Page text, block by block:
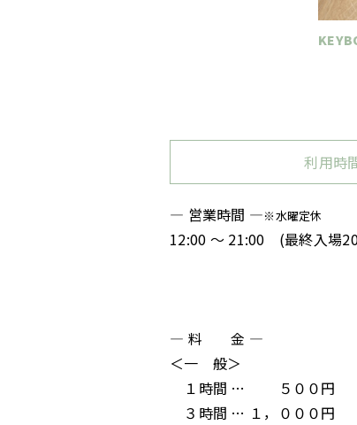
利用時
― 営業時間 ―※水曜定休
12:00 ～ 21:00 (最終入場
― 料 金 ―
＜一 般＞
１時間 … ５００円
３時間 … １，０００円